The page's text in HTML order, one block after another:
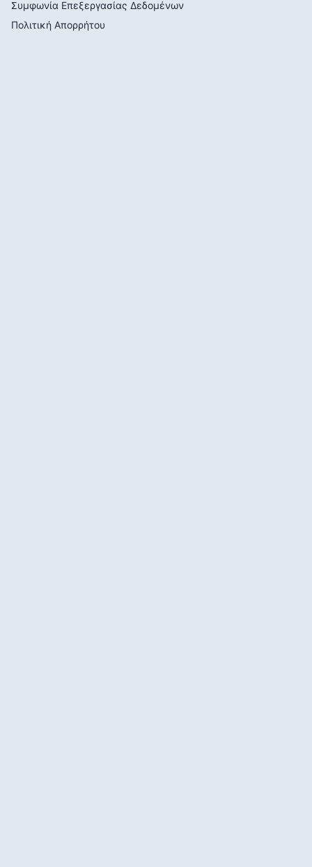
Συμφωνία Επεξεργασίας Δεδομένων
Πολιτική Απορρήτου